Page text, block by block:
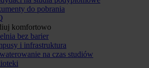
do pobrania
komfortowo
bez barier
i infrastruktura
na czas studiów